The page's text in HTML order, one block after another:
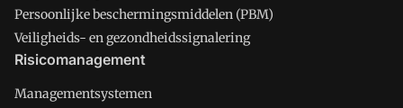
Persoonlijke beschermingsmiddelen (PBM)
Veiligheids- en gezondheidssignalering
Risicomanagement
Managementsystemen